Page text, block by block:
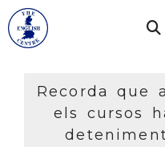
Recorda que
els cursos